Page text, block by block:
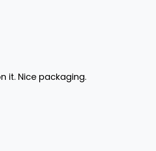
it. Nice packaging.